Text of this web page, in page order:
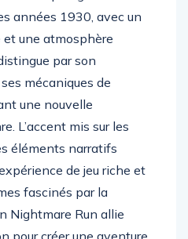
nous plonge dans un
années 1930, avec un
une atmosphère
par son
mécaniques de
une nouvelle
L’accent mis sur les
éléments narratifs
de jeu riche et
fascinés par la
Nightmare Run allie